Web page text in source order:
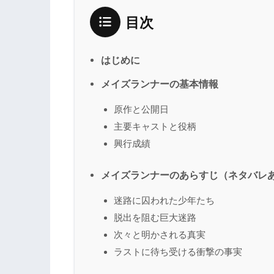
目次
はじめに
メイズランナーの基本情報
原作と公開日
主要キャストと役柄
興行成績
メイズランナーのあらすじ（ネタバレ
迷路に囚われた少年たち
脱出を阻む巨大迷路
次々と明かされる真実
ラストに待ち受ける衝撃の事実